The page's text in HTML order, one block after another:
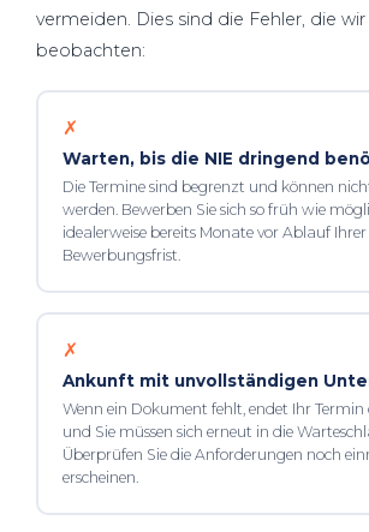
vermeiden. Dies sind die Fehler, die
beobachten:
✗
Warten, bis die NIE dringend
Die Termine sind begrenzt und können
werden. Bewerben Sie sich so früh wie
idealerweise bereits Monate vor Ablauf Ihrer
Bewerbungsfrist.
✗
Ankunft mit unvollständigen
Wenn ein Dokument fehlt, endet Ihr Termin
und Sie müssen sich erneut in die
Überprüfen Sie die Anforderungen noch
erscheinen.